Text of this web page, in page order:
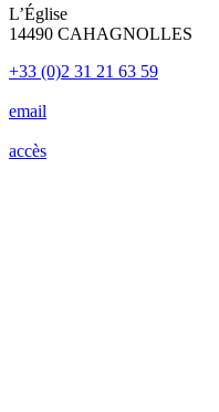
L’Église
14490 CAHAGNOLLES
+33 (0)2 31 21 63 59
email
accès